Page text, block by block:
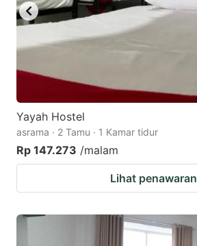
Yayah Hostel
asrama · 2 Tamu · 1 Kamar tidur
Rp 147.273 /malam
Lihat penawaran